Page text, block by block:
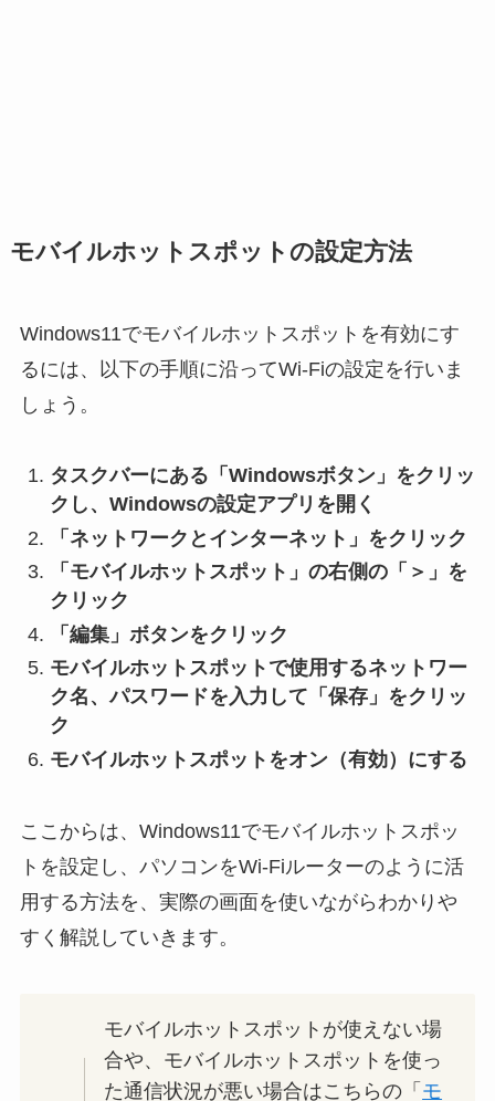
モバイルホットスポットの設定方法
Windows11でモバイルホットスポットを有効にす
るには、以下の手順に沿ってWi-Fiの設定を行いま
しょう。
タスクバーにある「Windowsボタン」をクリッ
クし、Windowsの設定アプリを開く
「ネットワークとインターネット」をクリック
「モバイルホットスポット」の右側の「＞」を
クリック
「編集」ボタンをクリック
モバイルホットスポットで使用するネットワー
ク名、パスワードを入力して「保存」をクリッ
ク
モバイルホットスポットをオン（有効）にする
ここからは、Windows11でモバイルホットスポッ
トを設定し、パソコンをWi-Fiルーターのように活
用する方法を、実際の画面を使いながらわかりや
すく解説していきます。
モバイルホットスポットが使えない場
合や、モバイルホットスポットを使っ
た通信状況が悪い場合はこちらの「 モ